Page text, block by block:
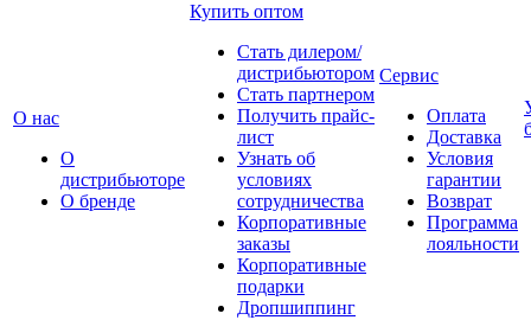
О нас
О
дистрибьюторе
О бренде
Купить оптом
Стать дилером/
дистрибьютором
Стать партнером
Получить прайс-
лист
Узнать об
условиях
сотрудничества
Корпоративные
заказы
Корпоративные
подарки
Дропшиппинг
Сервис
Оплата
Доставка
Условия
гарантии
Возврат
Программа
лояльности